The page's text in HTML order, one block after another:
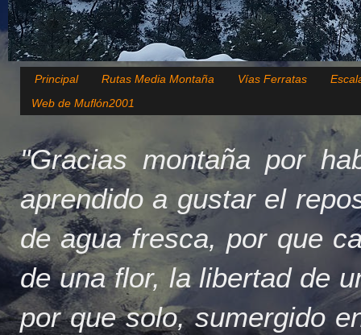
Principal Rutas Media Montaña Vías Ferratas
Web de Muflón2001
"Gracias montaña por
aprendido a gustar el
de agua fresca, por que
de una flor, la libertad de
por que solo, sumergido